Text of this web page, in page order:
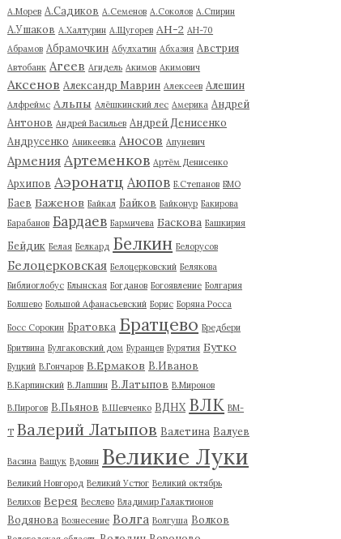
А.Морев А.Садиков А.Семенов А.Соколов А.Спирин
А.Ушаков А.Халтурин А.Щугорев АН-2 АН-70
Абрамов Абрамочкин Абулхатин Абхазия Австрия
Автобанк Агеев Агидель Акимов Акимович
Аксенов Александр Маврин Алексеев Алешин
Алфреймс Альпы Алёшкинский лес Америка Андрей
Антонов Андрей Васильев Андрей Денисенко
Андрусенко Аникеевка Аносов Апуневич
Армения Артеменков Артём Денисенко
Архипов Аэронатц Аюпов Б.Степанов БМО
Баев Баженов Байкал Байков Байконур Бакирова
Барабанов Бардаев Бармичева Баскова Башкирия
Бейдик Белая Белкард Белкин Белорусов
Белоцерковская Белоцерковский Белякова
Библиоглобус Блынская Богданов Богоявление Болгария
Болшево Большой Афанасьевский Борис Боряна Росса
Босс Сорокин Братовка Братцево Бредбери
Бритвина Булгаковский дом Буранцев Бурятия Бутко
Буцкий В.Гончаров В.Ермаков В.Иванов
В.Карпинский В.Лапшин В.Латыпов В.Миронов
В.Пирогов В.Пьянов В.Шевченко ВДНХ ВЛК ВМ-
Т Валерий Латыпов Валетина Валуев
Васина Ващук Вдовин Великие Луки
Великий Новгород Великий Устюг Великий октябрь
Велихов Верея Веслево Владимир Галактионов
Водянова Вознесение Волга Волгуша Волков